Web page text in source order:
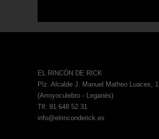
EL RINCÓN DE RICK
Plz. Alcalde J. Manuel Matheo Luaces, 1
(Arroyoculebro - Leganés)
Tlf: 91 648 52 31
info@elrinconderick.es